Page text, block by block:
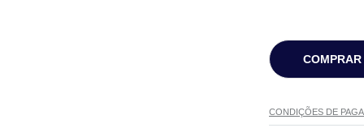
CONDIÇÕES DE